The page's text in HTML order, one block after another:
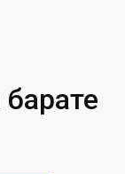
барате